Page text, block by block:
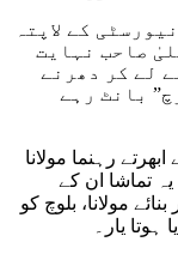
کے لاپتہ
صاحب نہایت
لے کر دھرنے
بانٹ رہے
رہنما مولانا
تماشا ان کے
مولانا، بلوچ کو
یار۔